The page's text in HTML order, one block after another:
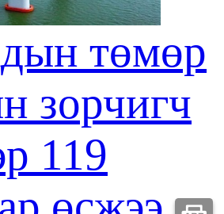
төмөр
зорчигч
119